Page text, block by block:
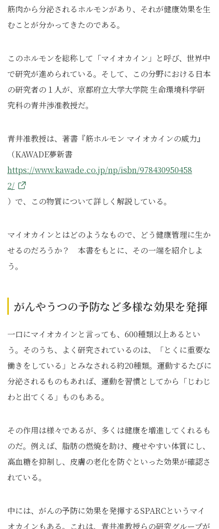
筋肉から分泌されるホルモンがあり、それが健康効果を生
むことが分かってきたのである。
このホルモンを総称して「マイオカイン」と呼び、世界中
で研究が進められている。そして、この分野における日本
の研究者の１人が、京都府立大学大学院 生命環境科学研
究科の青井渉准教授だ。
青井准教授は、著書『筋ホルモン マイオカインの威力』
（KAWADE夢新書
https://www.kawade.co.jp/np/isbn/978430950458
2/
）で、この物質について詳しく解説している。
マイオカインとはどのようなもので、どう健康管理に生か
せるのだろうか？ 本書をもとに、その一端を紹介しよ
う。
がんやうつの予防など多様な効果を発揮
一口にマイオカインと言っても、600種類以上あるとい
う。そのうち、よく研究されているのは、「とくに重要な
働きをしている」とみなされる約20種類。運動するたびに
分泌されるものもあれば、運動を習慣としてから「じわじ
わと出てくる」ものもある。
その作用は様々であるが、多くは健康を増進してくれるも
のだ。例えば、脂肪の燃焼を助け、痩せやすい体質にし、
高血糖を抑制し、皮膚の老化を防ぐといった効果が確認さ
れている。
中には、がんの予防に効果を発揮するSPARCというマイ
オカインもある。これは、青井准教授らの研究グループが